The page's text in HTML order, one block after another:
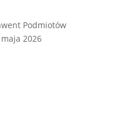
Podmiotów
2026